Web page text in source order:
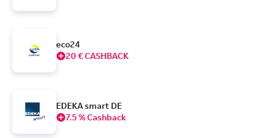
eco24
20 € CASHBACK
EDEKA smart DE
7.5 % Cashback